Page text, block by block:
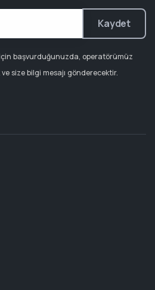
Kaydet
başvurduğunuzda, operatörümüz
size bilgi mesajı gönderecektir.